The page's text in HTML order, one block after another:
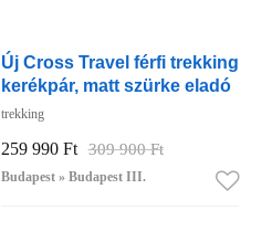
Új Cross Travel férfi trekking
kerékpár, matt szürke eladó
trekking
259 990 Ft 309 900 Ft
Budapest » Budapest III.